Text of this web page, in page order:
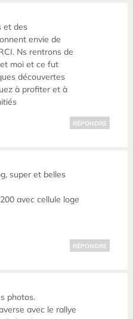
et des
envie de
Ns rentrons de
moi et ce fut
découvertes
à profiter et à
RÉPONDRE
super et belles
avec cellule loge
RÉPONDRE
photos.
avec le rallye